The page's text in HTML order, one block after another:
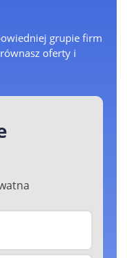
grupie firm
oferty i